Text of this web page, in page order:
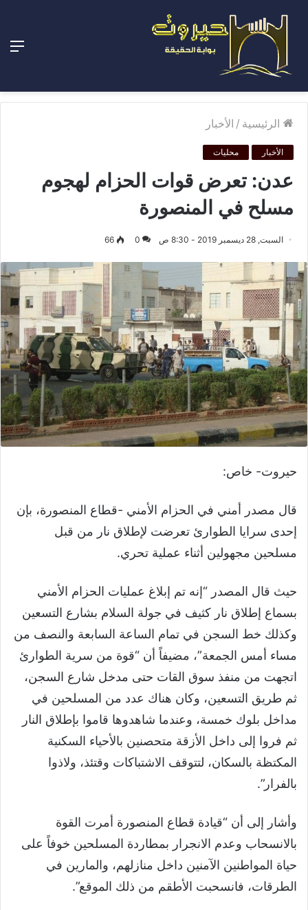
الرئيسية / الأخبار
الأخبار محليات
عدن: تعرض قوات الحزام لهجوم
مسلح في المنصورة
السبت, 28 ديسمبر 2019 - 8:30 ص 0
66
حيروت- خاص:
قال مصدر أمني في الحزام الأمني -قطاع المنصورة، بإن
إحدى سرايا الطوارئ تعرضت لإطلاق نار من قبل
مسلحين مجهولين أثناء عملية تحري.
حيث قال المصدر “إنه تم إبلاغ عمليات الحزام الأمني
بسماع إطلاق نار كثيف في جولة السلام بشارع التسعين
وكذلك خط السجن في تمام الساعة السابعة والنصف من
مساء أمس الجمعة”، مضيفاً أن “قوة من سرية الطوارئ
اتجهت من منفذ سوق القات حتى مدخل شارع السجن،
ثم طريق التسعين، وكان هناك عدد من المسلحين في
مداخل بلوك خمسة، وعندما شاهدوها قاموا بإطلاق النار
ثم فروا إلى داخل الأزقة متحصنين بالأحياء السكنية
المكتظة بالسكان، لتتوقف الاشتباكات وقتئذ، ولاذوا
بالفرار”.
وأشار إلى أن “قيادة قطاع المنصورة أمرت القوة
بالانسحاب وعدم الانجرار بمطاردة المسلحين خوفاً على
حياة المواطنين الآمنين داخل منازلهم، والمارين في
الطرقات، فانسحبت الأطقم من ذلك الموقع”.